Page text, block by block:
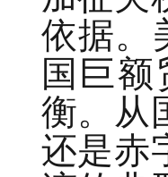
依据。
国巨
衡。从
还是赤